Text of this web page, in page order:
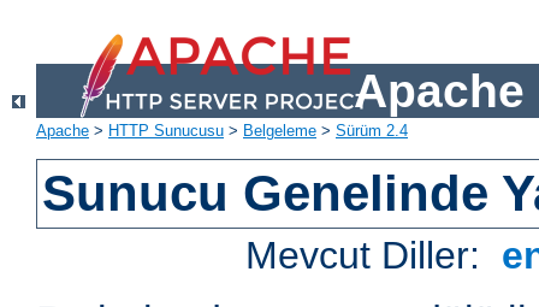
Apache
Apache > HTTP Sunucusu > Belgeleme > Sürüm 2.4
Sunucu Genelinde
Mevcut Diller: